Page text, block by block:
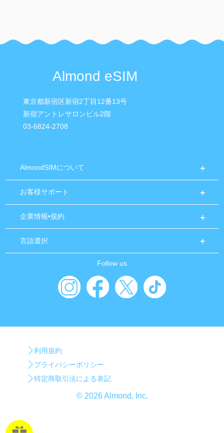
Almond eSIM
東京都新宿区新宿2丁目12番13号
新宿アントレサロンビル2階
03-6824-2708
AlmondSIMについて
お客様サポート
企業情報•規約
言語選択
Follow us
利用規約
プライバシーポリシー
特定商取引法による表記
© 2026 Almond, Inc.